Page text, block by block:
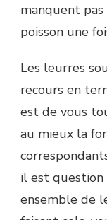
manquent
poisson une
Les leurres
recours en
est de vous
au mieux la
il est question
ensemble de